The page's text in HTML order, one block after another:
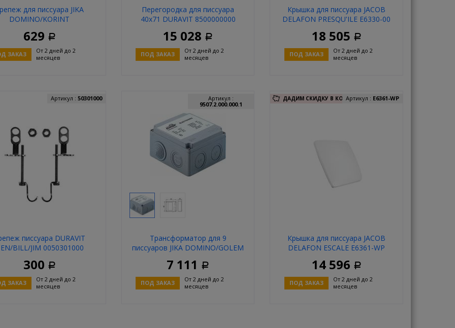
для писсуара JIKA
DOMINO/KORINT
629 Р
ЗАКАЗ
От 2 дней до 2
месяцев
Купить
Перегородка для писсуара
40х71 DURAVIT 8500000000
15 028 Р
ПОД ЗАКАЗ
От 2 дней до 2
месяцев
Купить
Крышка для писсуара JACOB
DELAFON PRESQU'ILE E6330-00
18 505 Р
ПОД ЗАКАЗ
От 2 дней до 2
месяцев
Купить
писсуара DURAVIT
BILL/JIM 0050301000
Артикул : 50301000
300 Р
ЗАКАЗ
От 2 дней до 2
месяцев
Трансформатор для 9
писсуаров JIKA DOMINO/GOLEM
Артикул :
9507.2.000.000.1
7 111 Р
ПОД ЗАКАЗ
От 2 дней до 2
месяцев
ДАДИМ СКИДКУ В КОРЗИНЕ!
Крышка для писсуара JACOB
DELAFON ESCALE E6361-WP
Артикул : E6361-WP
14 596 Р
ПОД ЗАКАЗ
От 2 дней до 2
месяцев